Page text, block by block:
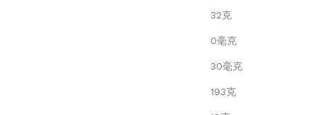
32克
0毫克
30毫克
193克